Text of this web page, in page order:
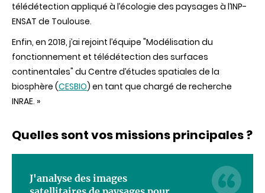
télédétection appliqué à l’écologie des paysages à l’INP-
ENSAT de Toulouse.
Enfin, en 2018, j’ai rejoint l’équipe "Modélisation du
fonctionnement et télédétection des surfaces
continentales" du Centre d’études spatiales de la
biosphère (CESBIO) en tant que chargé de recherche
INRAE. »
Quelles sont vos missions principales ?
J'analyse des images